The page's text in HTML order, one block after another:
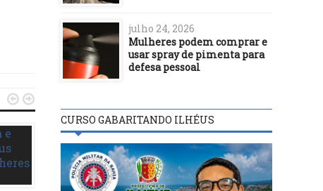
 
julho 24, 2026
Mulheres podem comprar e
usar spray de pimenta para
defesa pessoal
CURSO GABARITANDO ILHÉUS